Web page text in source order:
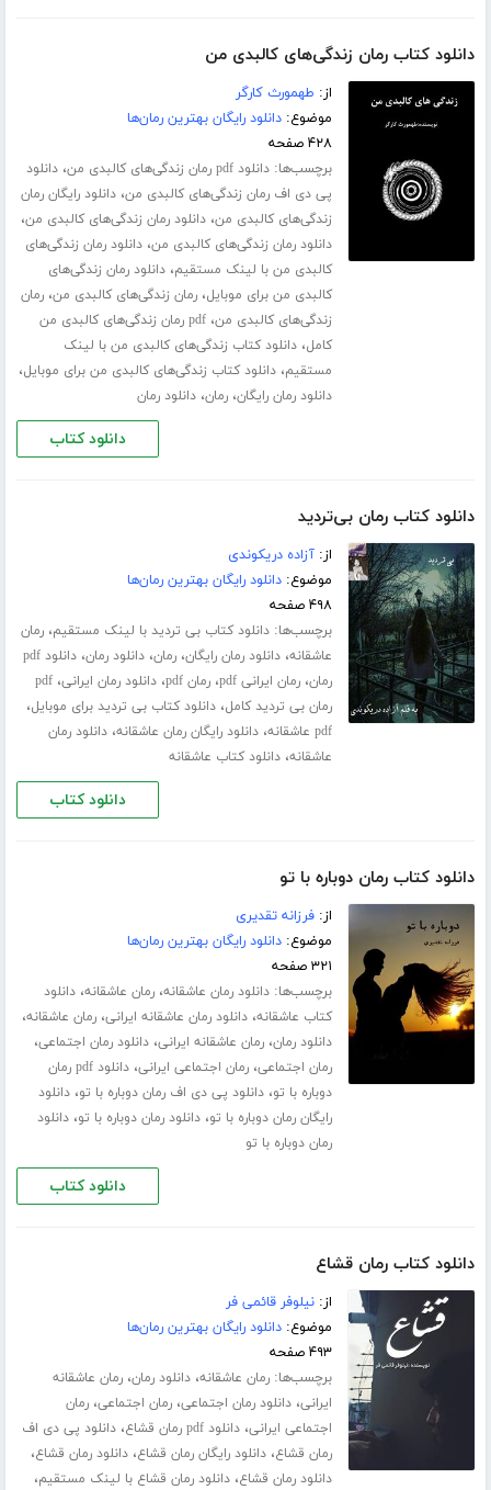
دانلود کتاب رمان زندگی‌های کالبدی من
از: طهمورث کارگر
موضوع:دانلود رایگان بهترین رمان‌ها
۴۲۸ صفحه
برچسب‌ها:دانلود pdf رمان زندگی‌های کالبدی من ،دانلود
پی دی اف رمان زندگی‌های کالبدی من،دانلود رایگان رمان
زندگی‌های کالبدی من،دانلود رمان زندگی‌های کالبدی من،
دانلود رمان زندگی‌های کالبدی من،دانلود رمان زندگی‌های
کالبدی من با لینک مستقیم،دانلود رمان زندگی‌های
کالبدی من برای موبایل،رمان زندگی‌های کالبدی من،رمان
زندگی‌های کالبدی من،
pdf رمان زندگی‌های کالبدی من
کامل،دانلود کتاب زندگی‌های کالبدی من با لینک
مستقیم،دانلود کتاب زندگی‌های کالبدی من برای موبایل،
دانلود رمان رایگان،رمان،دانلود رمان
دانلود کتاب
دانلود کتاب رمان بی‌تردید
از:آزاده دریکوندی
موضوع:دانلود رایگان بهترین رمان‌ها
۴۹۸ صفحه
برچسب‌ها:دانلود کتاب بی تردید با لینک مستقیم،رمان
عاشقانه،دانلود رمان رایگان،رمان،دانلود رمان،
دانلود pdf
رمان،رمان ایرانی pdf ،رمان pdf ،دانلود رمان ایرانی،pdf
رمان بی تردید کامل،دانلود کتاب بی تردید برای موبایل،
pdf عاشقانه ،دانلود رایگان رمان عاشقانه،دانلود رمان
عاشقانه،دانلود کتاب عاشقانه
دانلود کتاب
دانلود کتاب رمان دوباره با تو
از:فرزانه تقدیری
موضوع:دانلود رایگان بهترین رمان‌ها
۳۲۱ صفحه
برچسب‌ها:دانلود رمان عاشقانه،رمان عاشقانه،دانلود
کتاب عاشقانه،دانلود رمان عاشقانه ایرانی،رمان عاشقانه،
دانلود رمان،رمان عاشقانه ایرانی،دانلود رمان اجتماعی،
رمان اجتماعی،رمان اجتماعی ایرانی،
دانلود pdf رمان
دوباره با تو،دانلود پی دی اف رمان دوباره با تو،دانلود
رایگان رمان دوباره با تو،دانلود رمان دوباره با تو،دانلود
رمان دوباره با تو
دانلود کتاب
دانلود کتاب رمان قشاع
از:نیلوفر قائمی فر
موضوع:دانلود رایگان بهترین رمان‌ها
۴۹۳ صفحه
برچسب‌ها:رمان عاشقانه،دانلود رمان،رمان عاشقانه
ایرانی،دانلود رمان اجتماعی،رمان اجتماعی،رمان
اجتماعی ایرانی،دانلود pdf رمان قشاع ،دانلود پی دی اف
رمان قشاع،دانلود رایگان رمان قشاع،دانلود رمان قشاع،
دانلود رمان قشاع،دانلود رمان قشاع با لینک مستقیم،